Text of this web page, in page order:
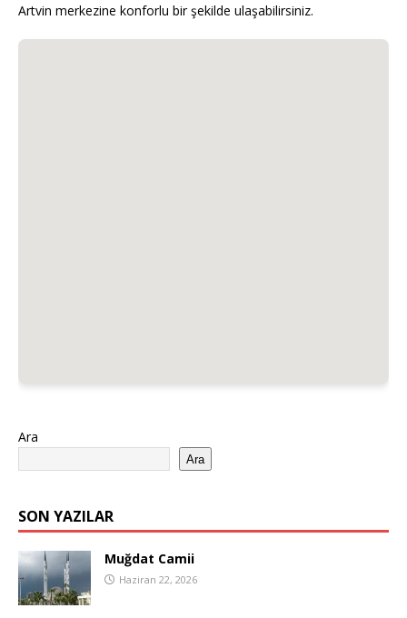
Artvin merkezine konforlu bir şekilde ulaşabilirsiniz.
Ara
Ara
SON YAZILAR
Muğdat Camii
Haziran 22, 2026